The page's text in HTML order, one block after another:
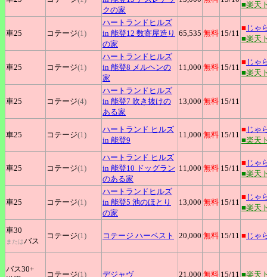
クの家
■楽天
車25 コテージ(1)
ハートランドヒルズ
in 能登12 数寄屋造り
の家
65,535 無料 15/11
■ じゃ
■楽天
車25 コテージ(1)
ハートランドヒルズ
in 能登8 メルヘンの
家
11,000 無料 15/11
■ じゃ
■楽天
車25 コテージ(4)
ハートランドヒルズ
in 能登7 吹き抜けの
ある家
13,000 無料 15/11
車25 コテージ(1)
ハートランド ヒルズ
in 能登9
11,000 無料 15/11
■ じゃ
■楽天
車25 コテージ(1)
ハートランド ヒルズ
in 能登10 ドッグラン
のある家
11,000 無料 15/11
■ じゃ
■楽天
車25 コテージ(1)
ハートランドヒルズ
in 能登5 池のほとり
の家
13,000 無料 15/11
■ じゃ
■楽天
車30
またはバス
コテージ(1) コテージ ハーベスト 20,000 無料 15/11 ■ じゃ
バス30+
コテージ(1) デジャヴ 21,000 無料 15/11 ■楽天